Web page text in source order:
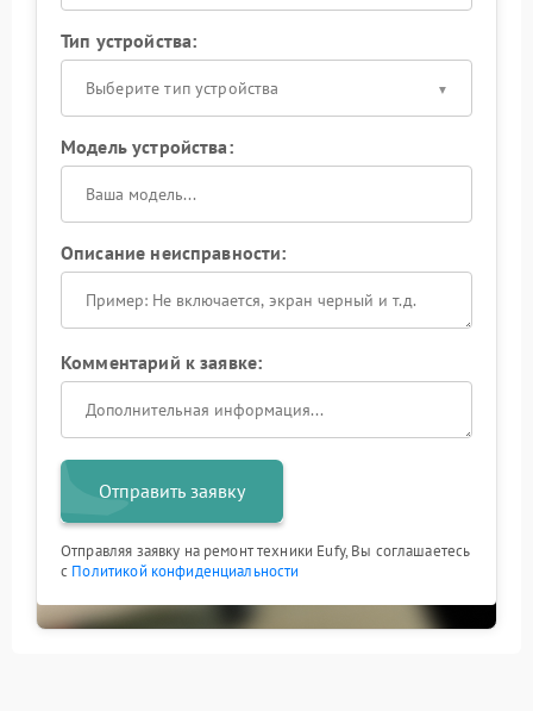
Тип устройства:
Выберите тип устройства
Модель устройства:
Описание неисправности:
Комментарий к заявке:
Отправить заявку
Отправляя заявку на ремонт техники Eufy, Вы соглашаетесь
с Политикой конфиденциальности